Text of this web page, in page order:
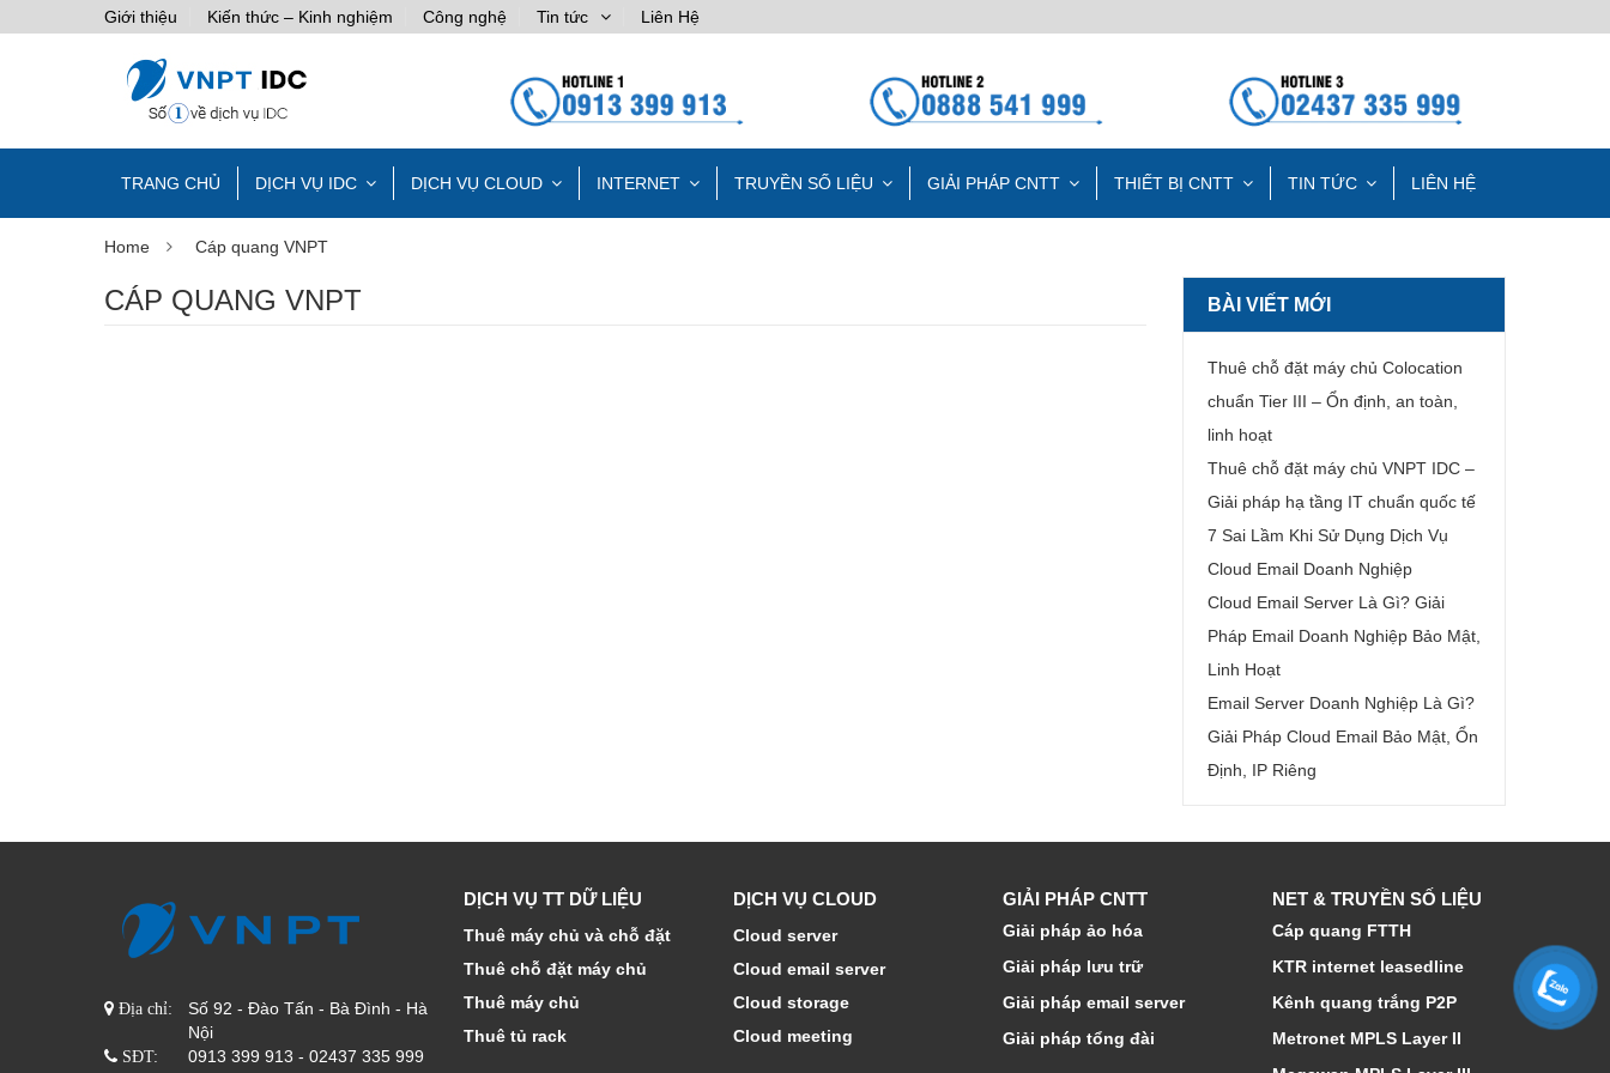
Giới thiệu Kiến thức – Kinh nghiệm Công nghệ Tin tức Liên Hệ
TRANG CHỦ DỊCH VỤ IDC DỊCH VỤ CLOUD INTERNET TRUYỀN SỐ LIỆU GIẢI PHÁP CNTT THIẾT BỊ CNTT TIN TỨC LIÊN HỆ
Home Cáp quang VNPT
CÁP QUANG VNPT BÀI VIẾT MỚI
Thuê chỗ đặt máy chủ Colocation
chuẩn Tier III – Ổn định, an toàn,
linh hoạt
Thuê chỗ đặt máy chủ VNPT IDC –
Giải pháp hạ tầng IT chuẩn quốc tế
7 Sai Lầm Khi Sử Dụng Dịch Vụ
Cloud Email Doanh Nghiệp
Cloud Email Server Là Gì? Giải
Pháp Email Doanh Nghiệp Bảo Mật,
Linh Hoạt
Email Server Doanh Nghiệp Là Gì?
Giải Pháp Cloud Email Bảo Mật, Ổn
Định, IP Riêng
Địa chỉ:
Số 92 - Đào Tấn - Bà Đình - Hà
Nội
SĐT: 0913 399 913 - 02437 335 999
DỊCH VỤ TT DỮ LIỆU
Thuê máy chủ và chỗ đặt
Thuê chỗ đặt máy chủ
Thuê máy chủ
Thuê tủ rack
DỊCH VỤ CLOUD
Cloud server
Cloud email server
Cloud storage
Cloud meeting
GIẢI PHÁP CNTT
Giải pháp ảo hóa
Giải pháp lưu trữ
Giải pháp email server
Giải pháp tổng đài
NET & TRUYỀN SỐ LIỆU
Cáp quang FTTH
KTR internet leasedline
Kênh quang trắng P2P
Metronet MPLS Layer II